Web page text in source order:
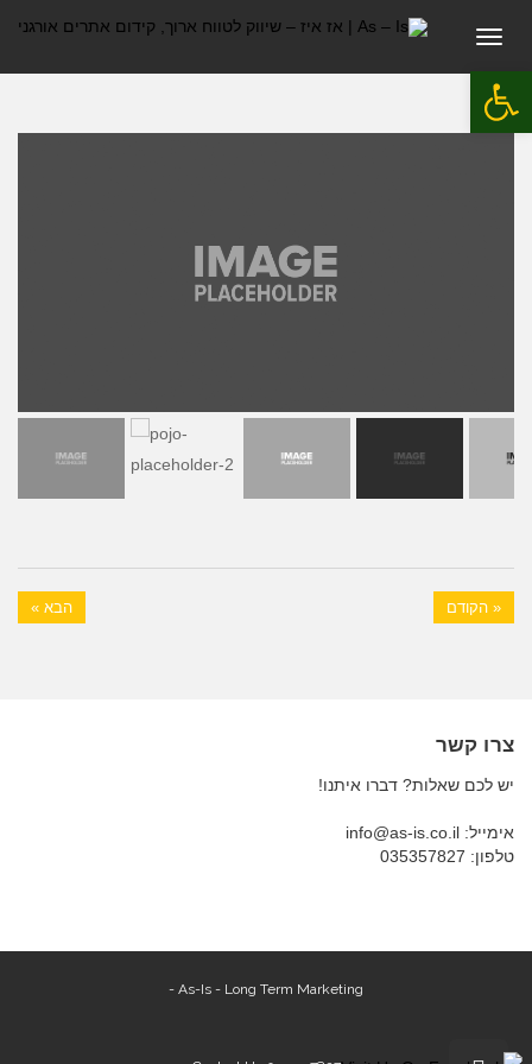
פתח סרגל נגישות
תפריט
« הקודם הבא »
צרו קשר
יש לכם שאלות? דברו איתנו!
אימייל: info@as-is.co.il
טלפון: 035357827
As-Is - Long Term Marketing -